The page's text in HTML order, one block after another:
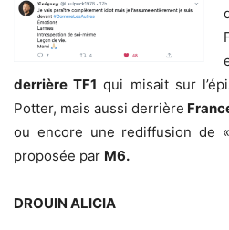
derrière TF1 qui misait sur
Potter, mais aussi derrière
ou encore une rediffusion de
proposée par M6.
DROUIN ALICIA